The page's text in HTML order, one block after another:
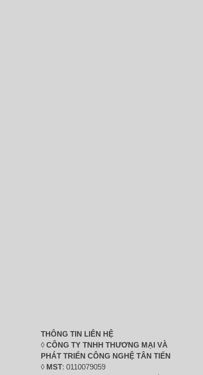
THÔNG TIN LIÊN HỆ
◊CÔNG TY TNHH THƯƠNG MẠI VÀ
PHÁT TRIỂN CÔNG NGHỆ TÂN TIẾN
◊ MST: 0110079059